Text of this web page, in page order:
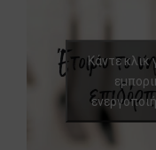
Κάντε κλικ